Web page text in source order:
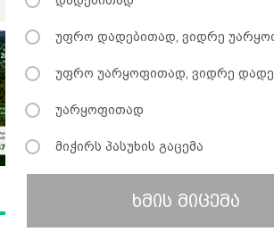
უფრო დადებითად, ვიდრე
უფრო უარყოფითად, ვიდრე
უარყოფითად
მიჭირს პასუხის გაცემა
ხმის მიცემა